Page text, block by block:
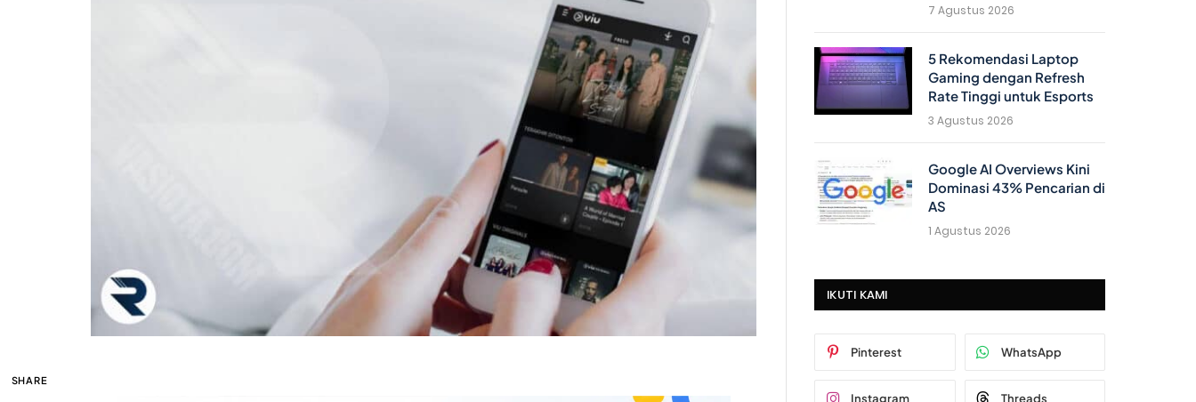
SHARE
7 Agustus 2026
5 Rekomendasi Laptop
Gaming dengan Refresh
Rate Tinggi untuk Esports
3 Agustus 2026
Google AI Overviews Kini
Dominasi 43% Pencarian di
AS
1 Agustus 2026
IKUTI KAMI
Pinterest WhatsApp
Instagram Threads